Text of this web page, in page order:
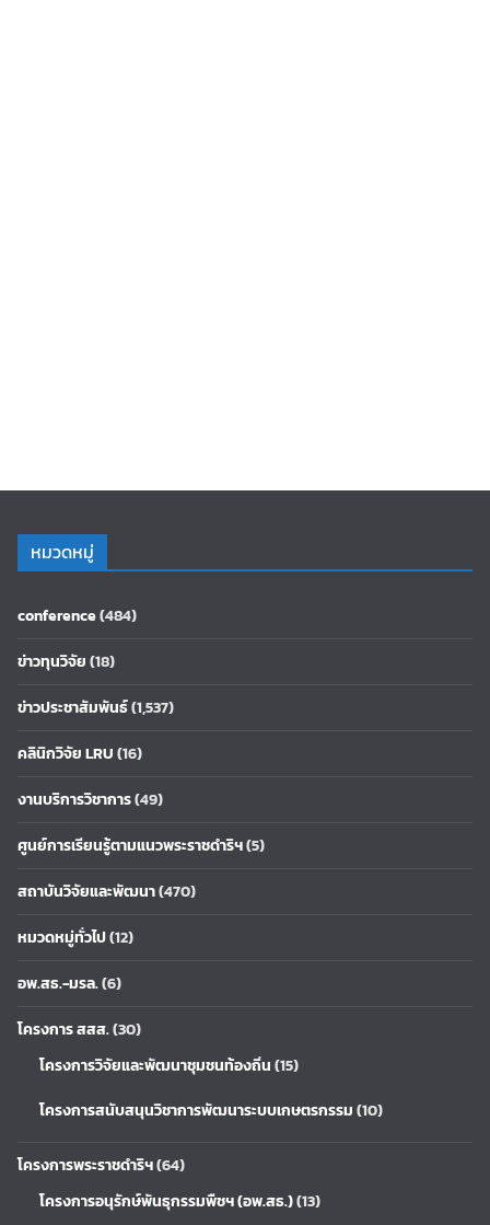
หมวดหมู่
conference(484)
ข่าวทุนวิจัย(18)
ข่าวประชาสัมพันธ์(1,537)
คลินิกวิจัย LRU(16)
งานบริการวิชาการ(49)
ศูนย์การเรียนรู้ตามแนวพระราชดำริฯ(5)
สถาบันวิจัยและพัฒนา(470)
หมวดหมู่ทั่วไป(12)
อพ.สธ.-มรล.(6)
โครงการ สสส.(30)
โครงการวิจัยและพัฒนาชุมชนท้องถิ่น(15)
โครงการสนับสนุนวิชาการพัฒนาระบบเกษตรกรรม(10)
โครงการพระราชดำริฯ(64)
โครงการอนุรักษ์พันธุกรรมพืชฯ (อพ.สธ.)(13)